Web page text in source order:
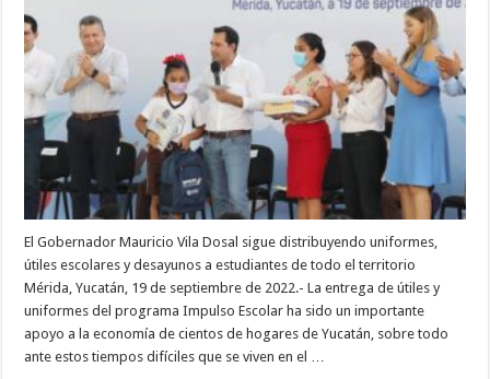
El Gobernador Mauricio Vila Dosal sigue distribuyendo uniformes,
útiles escolares y desayunos a estudiantes de todo el territorio
Mérida, Yucatán, 19 de septiembre de 2022.- La entrega de útiles y
uniformes del programa Impulso Escolar ha sido un importante
apoyo a la economía de cientos de hogares de Yucatán, sobre todo
ante estos tiempos difíciles que se viven en el …